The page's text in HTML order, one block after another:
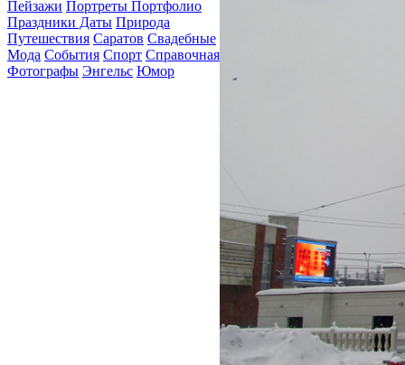
Пейзажи Портреты Портфолио
Праздники Даты Природа
Путешествия Саратов Свадебные
Мода События Спорт Справочная
Фотографы Энгельс Юмор